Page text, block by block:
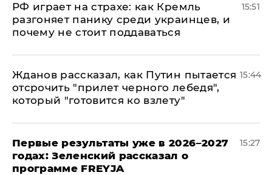
РФ играет на страхе: как Кремль
разгоняет панику среди украинцев, и
почему не стоит поддаваться
15:51
Жданов рассказал, как Путин пытается
отсрочить "прилет черного лебедя",
который "готовится ко взлету"
15:44
Первые результаты уже в 2026–2027
годах: Зеленский рассказал о
программе FREYJA
15:27